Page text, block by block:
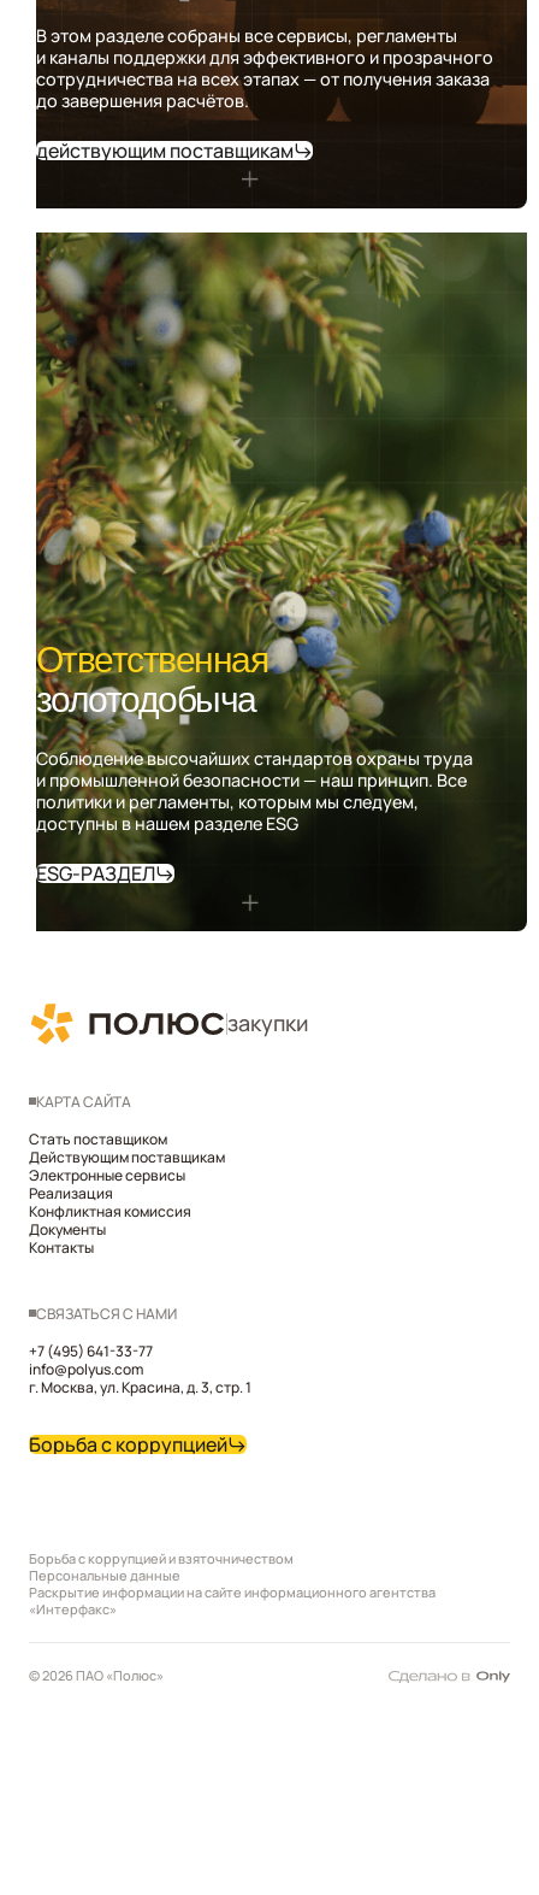
В этом разделе собраны все сервисы, регламенты
и каналы поддержки для эффективного и прозрачного
сотрудничества на всех этапах — от получения заказа
до завершения расчётов.
действующим поставщикам
Ответственная
золотодобыча
Соблюдение высочайших стандартов охраны труда
и промышленной безопасности — наш принцип. Все
политики и регламенты, которым мы следуем,
доступны в нашем разделе ESG
ESG-РАЗДЕЛ
закупки
КАРТА САЙТА
Стать поставщиком
Действующим поставщикам
Электронные сервисы
Реализация
Конфликтная комиссия
Документы
Контакты
СВЯЗАТЬСЯ С НАМИ
+7 (495) 641-33-77
info@polyus.com
г. Москва, ул. Красина, д. 3, стр. 1
Борьба с коррупцией
Борьба с коррупцией и взяточничеством
Персональные данные
Раскрытие информации на сайте информационного агентства
«Интерфакс»
© 2026 ПАО «Полюс»